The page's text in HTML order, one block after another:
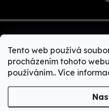
Tento web používá
procházením tohoto
používáním.. Více
Copyright 2026Zdravě-
produktů. Zdravé vaření,
zdravé spaní, Bioptron +